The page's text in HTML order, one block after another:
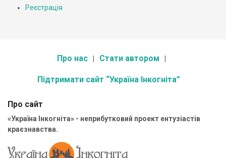
Реєстрація
Про нас Стати автором
Підтримати сайт “Україна Інкогніта”
Про сайт
«Україна Інкогніта» - неприбутковий проект ентузіастів
краєзнавства.